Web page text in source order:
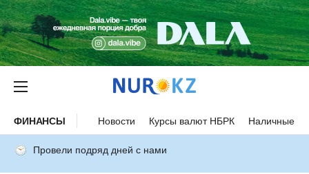
ФИНАНСЫ Новости Курсы валют НБРК Наличные
Провели подряд дней с нами